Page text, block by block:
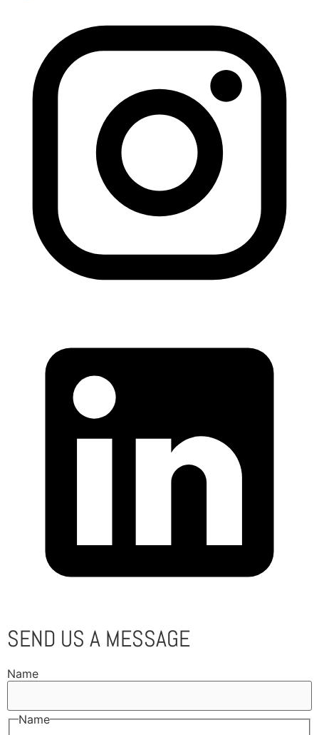
SEND US A MESSAGE
Name
Name